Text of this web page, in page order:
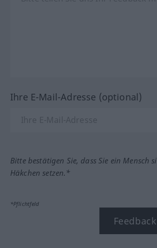
Ihre E-Mail-Adresse (optional)
Bitte bestätigen Sie, dass Sie ein Mensch
Häkchen setzen.*
*Pflichtfeld